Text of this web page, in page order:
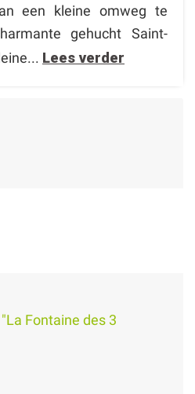
een kleine omweg te
gehucht Saint-
Lees verder
Fontaine des 3